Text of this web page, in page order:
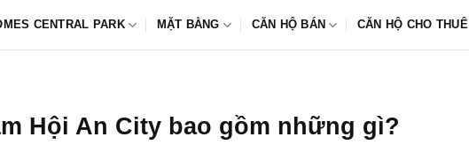
CENTRAL PARK MẶT BẰNG CĂN HỘ BÁN CĂN HỘ CHO THUÊ
Hội An City bao gồm những gì?